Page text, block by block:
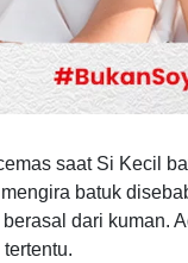
saat Si Kecil
batuk
dari kuman.